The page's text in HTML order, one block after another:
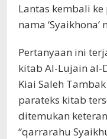
Lantas kembali
nama ‘Syaikhona’
Pertanyaan ini
kitab Al-Lujain al-
Kiai Saleh
parateks kitab
ditemukan
“qarrarahu